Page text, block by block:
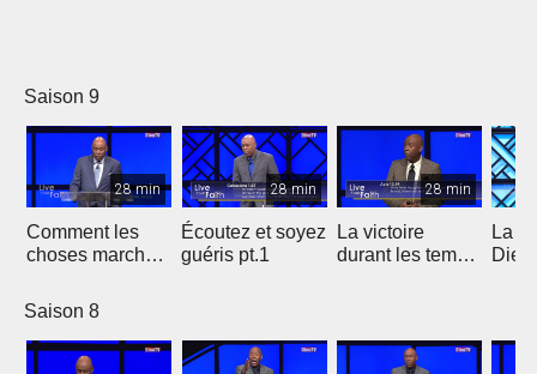
Saison 9
28 min
Comment les
choses marchent
28 min
Écoutez et soyez
guéris pt.1
28 min
La victoire
durant les temps
La
Dieu
Saison 8